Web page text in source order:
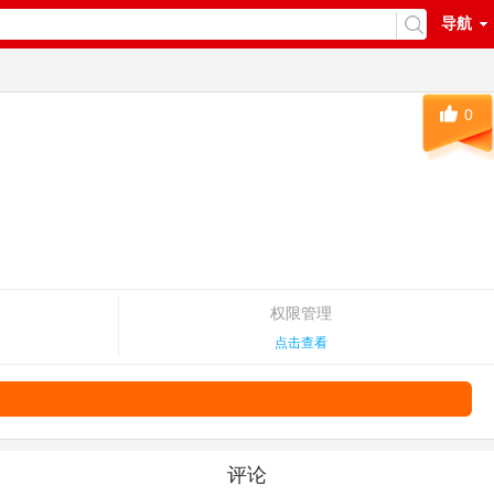
导航
权限管理
点击查看
0
评论